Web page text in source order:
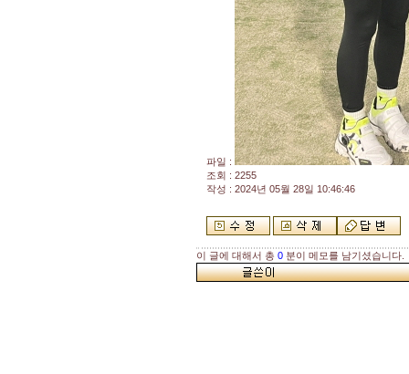
파일 :
조회 : 2255
작성 : 2024년 05월 28일 10:46:46
이 글에 대해서 총 0 분이 메모를 남기셨습니다.